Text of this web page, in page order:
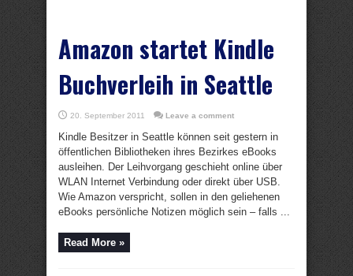
Amazon startet Kindle
Buchverleih in Seattle
20. September 2011 Leave a comment
Kindle Besitzer in Seattle können seit gestern in
öffentlichen Bibliotheken ihres Bezirkes eBooks
ausleihen. Der Leihvorgang geschieht online über
WLAN Internet Verbindung oder direkt über USB.
Wie Amazon verspricht, sollen in den geliehenen
eBooks persönliche Notizen möglich sein – falls ...
Read More »